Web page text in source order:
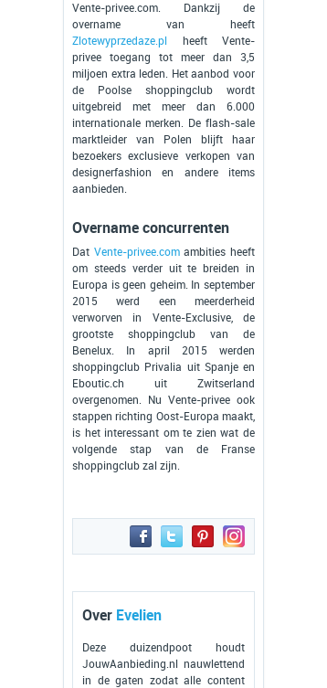
Vente-privee.com. Dankzij de
overname van heeft
Zlotewyprzedaze.pl heeft Vente-
privee toegang tot meer dan 3,5
miljoen extra leden. Het aanbod voor
de Poolse shoppingclub wordt
uitgebreid met meer dan 6.000
internationale merken. De flash-sale
marktleider van Polen blijft haar
bezoekers exclusieve verkopen van
designerfashion en andere items
aanbieden.
Overname concurrenten
Dat Vente-privee.comambities heeft
om steeds verder uit te breiden in
Europa is geen geheim. In september
2015 werd een meerderheid
verworven in Vente-Exclusive, de
grootste shoppingclub van de
Benelux. In april 2015 werden
shoppingclub Privalia uit Spanje en
Eboutic.ch uit Zwitserland
overgenomen. Nu Vente-privee ook
stappen richting Oost-Europa maakt,
is het interessant om te zien wat de
volgende stap van de Franse
shoppingclub zal zijn.
Over Evelien
Deze duizendpoot houdt
JouwAanbieding.nl nauwlettend
in de gaten zodat alle content